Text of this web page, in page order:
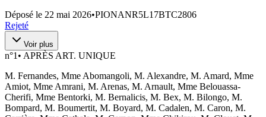
Déposé le 22 mai 2026•PIONANR5L17BTC2806
Rejeté
Voir plus
n°1 • APRÈS ART. UNIQUE
M. Fernandes, Mme Abomangoli, M. Alexandre, M. Amard, Mme
Amiot, Mme Amrani, M. Arenas, M. Arnault, Mme Belouassa-
Cherifi, Mme Bentorki, M. Bernalicis, M. Bex, M. Bilongo, M.
Bompard, M. Boumertit, M. Boyard, M. Cadalen, M. Caron, M.